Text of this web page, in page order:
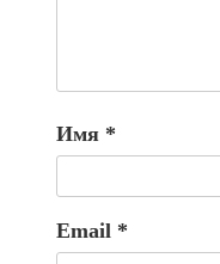
Имя *
Email *